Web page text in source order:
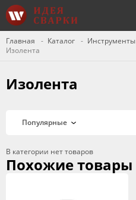
Главная Каталог Инструменты
Изолента
Изолента
В категории нет товаров
Похожие товары